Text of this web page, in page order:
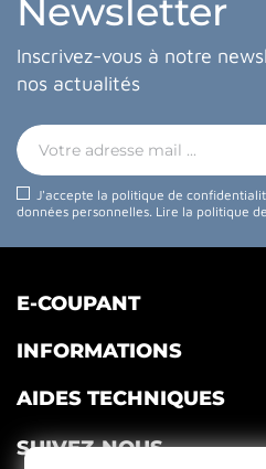
Newsletter
Inscrivez-vous à notre
nos actualités
J'accepte la politique de
données personnelles. Lire la politique
E-COUPANT
INFORMATIONS
AIDES TECHNIQUES
SUIVEZ-NOUS